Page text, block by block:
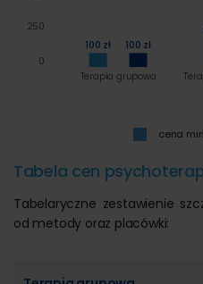
100 zł 100 zł
Terapia grupowa
0
250
cena
Tabela cen
Tabelaryczne zestawienie
od metody oraz placówki: